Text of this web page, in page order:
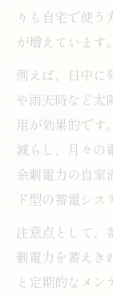
りも自宅で使
が増えています。
例えば、日中に
や雨天時など太
用が効果的です
減らし、月々の
余剰電力の自家
ド型の蓄電シス
注意点として、
剰電力を蓄えき
と定期的なメ